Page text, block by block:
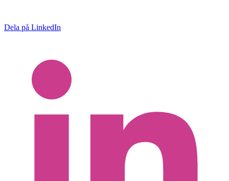
Dela på LinkedIn